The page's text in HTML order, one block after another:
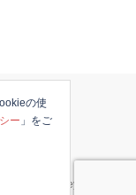
の使
ー 」をご
by Sydney